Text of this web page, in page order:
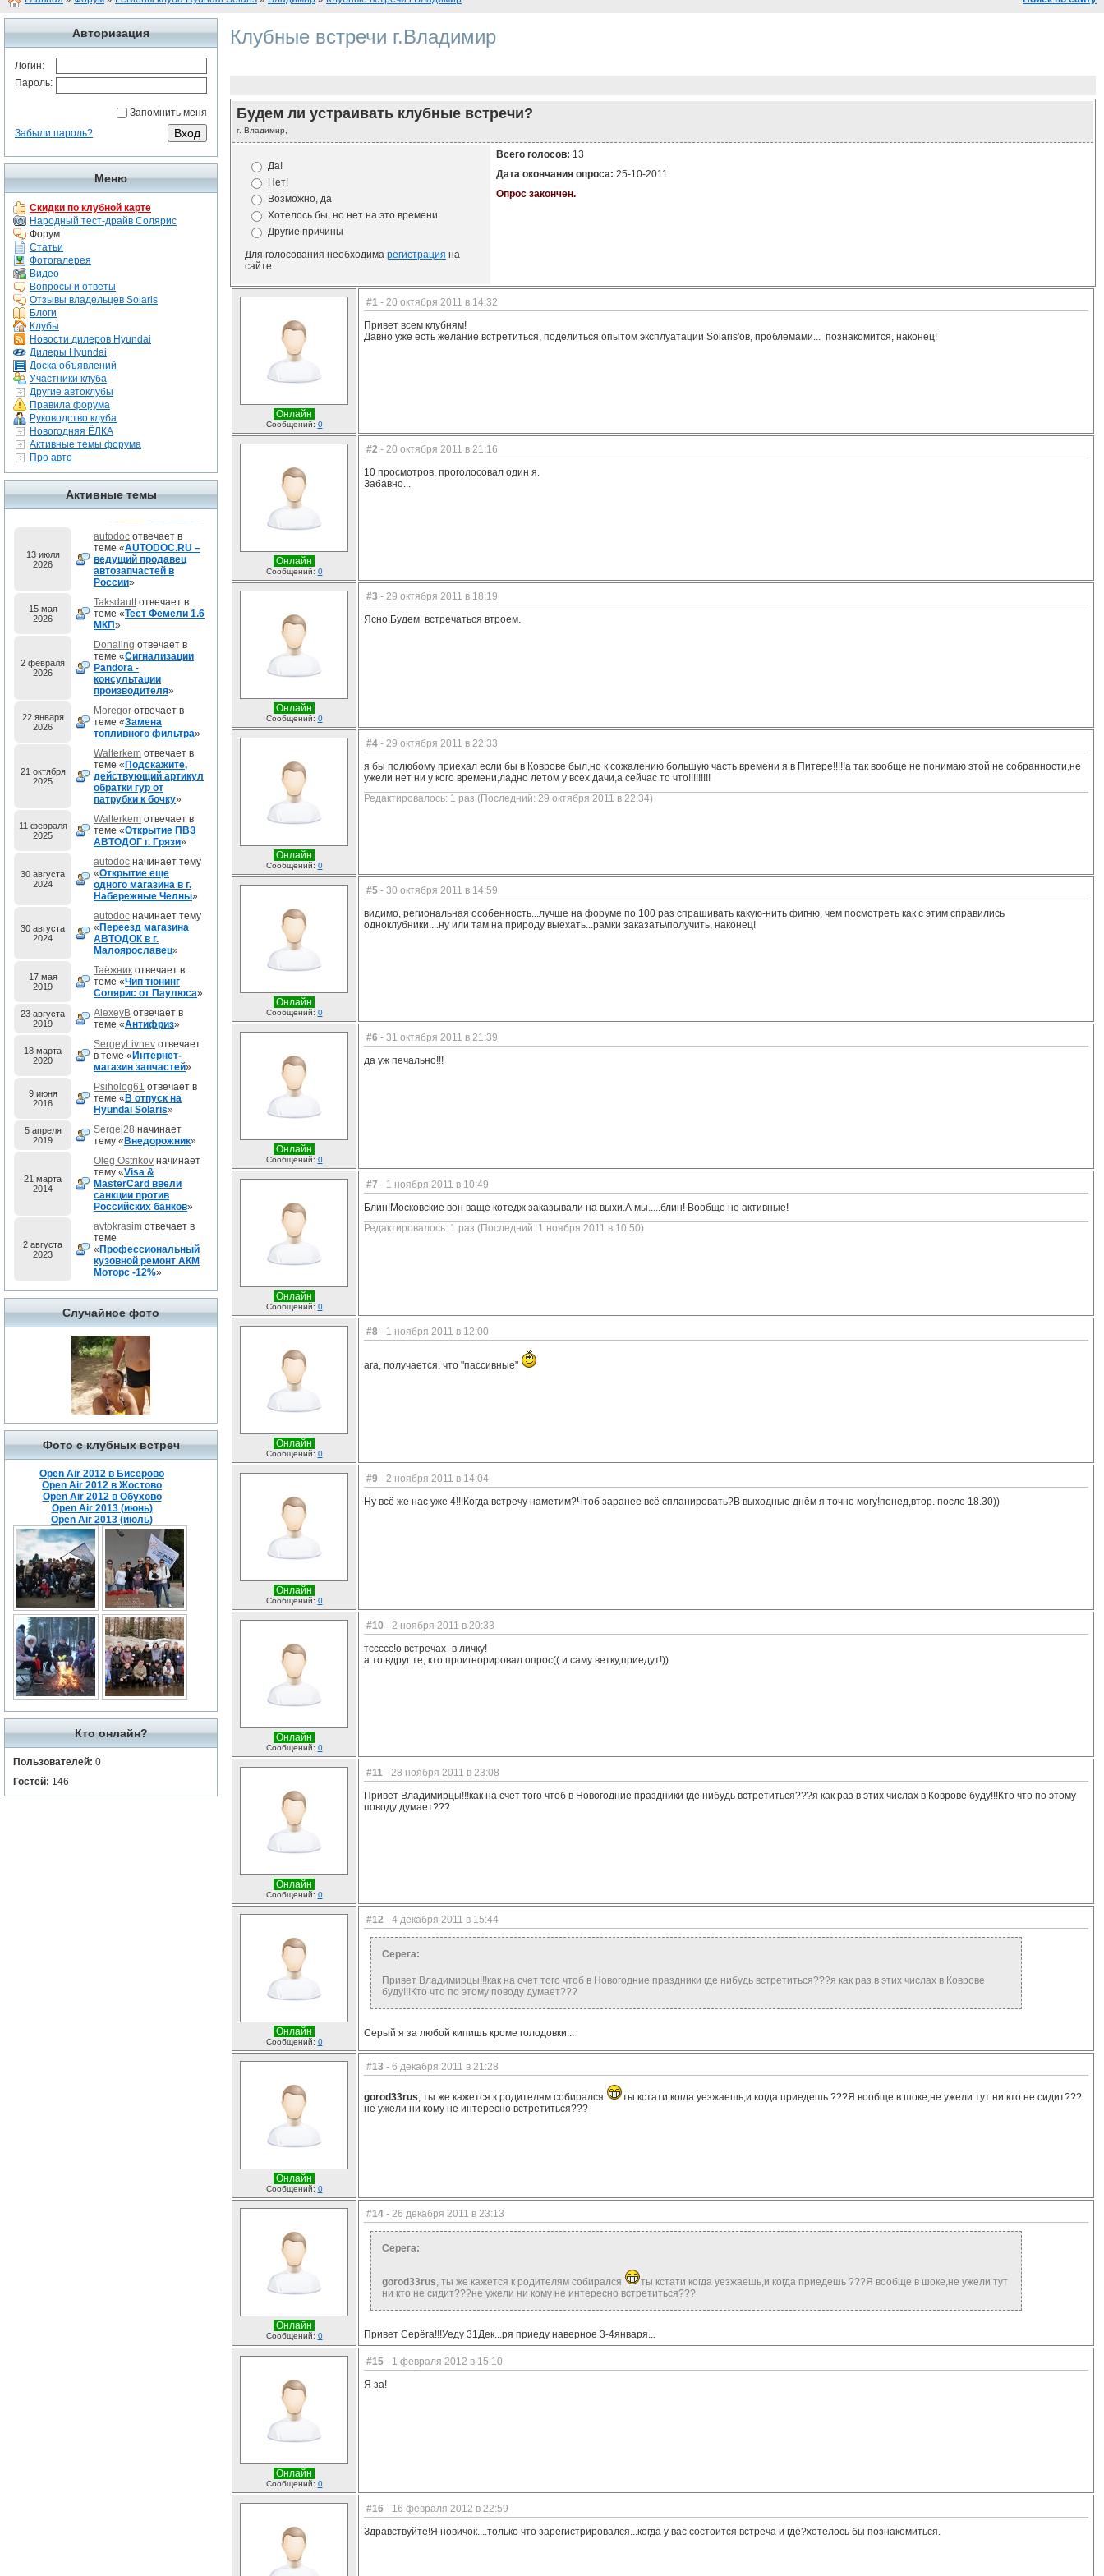
Авторизация
Логин:
Пароль:
Запомнить меня
Забыли пароль?
Меню
Скидки по клубной карте
Народный тест-драйв Солярис
Форум
Статьи
Фотогалерея
Видео
Вопросы и ответы
Отзывы владельцев Solaris
Блоги
Клубы
Новости дилеров Hyundai
Дилеры Hyundai
Доска объявлений
Участники клуба
Другие автоклубы
Правила форума
Руководство клуба
Новогодняя ЁЛКА
Активные темы форума
Про авто
Активные темы
13 июля
2026
autodoc отвечает в
теме «AUTODOC.RU –
ведущий продавец
автозапчастей в
России»
15 мая
2026
Taksdauttотвечает в
теме «Тест Фемели 1.6
МКП»
2 февраля
2026
Donaling отвечает в
теме «Сигнализации
Pandora -
консультации
производителя»
22 января
2026
Moregor отвечает в
теме «Замена
топливного фильтра»
21 октября
2025
Walterkem отвечает в
теме « Подскажите,
действующий артикул
обратки гур от
патрубки к бочку»
11 февраля
2025
Walterkem отвечает в
теме «Открытие ПВЗ
АВТОДОГ г. Грязи»
30 августа
2024
autodoc начинает тему
«Открытие еще
одного магазина в г.
Набережные Челны»
30 августа
2024
autodoc начинает тему
« Переезд магазина
АВТОДОК в г.
Малоярославец»
17 мая
2019
Таёжник отвечает в
теме «Чип тюнинг
Солярис от Паулюса»
23 августа
2019
AlexeyB отвечает в
теме «Антифриз»
18 марта
2020
SergeyLivnev отвечает
в теме « Интернет-
магазин запчастей»
9 июня
2016
Psiholog61 отвечает в
теме « В отпуск на
Hyundai Solaris»
5 апреля
2019
Sergej28 начинает
тему « Внедорожник»
21 марта
2014
Oleg Ostrikov начинает
тему «Visa &
MasterCard ввели
санкции против
Российских банков»
2 августа
2023
avtokrasim отвечает в
теме
« Профессиональный
кузовной ремонт АКМ
Моторс -12%»
Случайное фото
Фото с клубных встреч
Open Air 2012 в Бисерово
Open Air 2012 в Жостово
Open Air 2012 в Обухово
Open Air 2013 (июнь)
Open Air 2013 (июль)
Кто онлайн?
Пользователей: 0
Гостей: 146
Клубные встречи г.Владимир
Будем ли устраивать клубные встречи?
г. Владимир,
Да!
Нет!
Возможно, да
Хотелось бы, но нет на это времени
Другие причины
Для голосования необходима регистрация на
сайте
Всего голосов: 13
Дата окончания опроса: 25-10-2011
Опрос закончен.
Онлайн
Сообщений: 0
#1 - 20 октября 2011 в 14:32
Привет всем клубням!
Давно уже есть желание встретиться, поделиться опытом эксплуатации Solaris'ов, проблемами... познакомится, наконец!
Онлайн
Сообщений: 0
#2 - 20 октября 2011 в 21:16
10 просмотров, проголосовал один я.
Забавно...
Онлайн
Сообщений: 0
#3 - 29 октября 2011 в 18:19
Ясно.Будем встречаться втроем.
Онлайн
Сообщений: 0
#4 - 29 октября 2011 в 22:33
я бы полюбому приехал если бы в Коврове был,но к сожалению большую часть времени я в Питере!!!!!а так вообще не понимаю этой не собранности,не
ужели нет ни у кого времени,ладно летом у всех дачи,а сейчас то что!!!!!!!!!
Редактировалось: 1 раз (Последний: 29 октября 2011 в 22:34)
Онлайн
Сообщений: 0
#5 - 30 октября 2011 в 14:59
видимо, региональная особенность...лучше на форуме по 100 раз спрашивать какую-нить фигню, чем посмотреть как с этим справились
одноклубники....ну или там на природу выехать...рамки заказать\получить, наконец!
Онлайн
Сообщений: 0
#6 - 31 октября 2011 в 21:39
да уж печально!!!
Онлайн
Сообщений: 0
#7 - 1 ноября 2011 в 10:49
Блин!Московские вон ваще котедж заказывали на выхи.А мы.....блин! Вообще не активные!
Редактировалось: 1 раз (Последний: 1 ноября 2011 в 10:50)
Онлайн
Сообщений: 0
#8 - 1 ноября 2011 в 12:00
ага, получается, что "пассивные"
Онлайн
Сообщений: 0
#9 - 2 ноября 2011 в 14:04
Ну всё же нас уже 4!!!Когда встречу наметим?Чтоб заранее всё спланировать?В выходные днём я точно могу!понед,втор. после 18.30))
Онлайн
Сообщений: 0
#10 - 2 ноября 2011 в 20:33
тссссс!о встречах- в личку!
а то вдруг те, кто проигнорировал опрос(( и саму ветку,приедут!))
Онлайн
Сообщений: 0
#11 - 28 ноября 2011 в 23:08
Привет Владимирцы!!!как на счет того чтоб в Новогодние праздники где нибудь встретиться???я как раз в этих числах в Коврове буду!!!Кто что по этому
поводу думает???
Онлайн
Сообщений: 0
#12 - 4 декабря 2011 в 15:44
Серега:
Привет Владимирцы!!!как на счет того чтоб в Новогодние праздники где нибудь встретиться???я как раз в этих числах в Коврове
буду!!!Кто что по этому поводу думает???
Серый я за любой кипишь кроме голодовки...
Онлайн
Сообщений: 0
#13 - 6 декабря 2011 в 21:28
gorod33rus, ты же кажется к родителям собирался
ты кстати когда уезжаешь,и когда приедешь ???Я вообще в шоке,не ужели тут ни кто не сидит???
не ужели ни кому не интересно встретиться???
Онлайн
Сообщений: 0
#14 - 26 декабря 2011 в 23:13
Серега:
gorod33rus, ты же кажется к родителям собирался
ты кстати когда уезжаешь,и когда приедешь ???Я вообще в шоке,не ужели тут
ни кто не сидит???не ужели ни кому не интересно встретиться???
Привет Серёга!!!Уеду 31Дек...ря приеду наверное 3-4января...
Онлайн
Сообщений: 0
#15 - 1 февраля 2012 в 15:10
Я за!
#16 - 16 февраля 2012 в 22:59
Здравствуйте!Я новичок....только что зарегистрировался...когда у вас состоится встреча и где?хотелось бы познакомиться.